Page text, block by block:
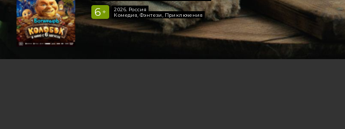
6 +
2026, Россия
Комедия, Фэнтези, Приключения